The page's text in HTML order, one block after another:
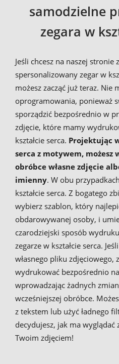
samodzielne
zegara w
Jeśli chcesz na naszej stronie
spersonalizowany zegar w
możesz zacząć już teraz. Nie
oprogramowania, ponieważ
sporządzić bezpośrednio w
zdjęcie, które mamy
kształcie serca. Projektując
serca z motywem, możesz
obróbce własne zdjęcie
imienny. W obu
kształcie serca. Z bogatego
wybierz szablon, który
obdarowywanej osoby, i
czarodziejski sposób
zegarze w kształcie serca.
własnego pliku zdjęciowego,
wydrukować bezpośrednio
wprowadzając żadnych
wcześniejszej obróbce.
z tekstem lub użyć ładnego
decydujesz, jak ma wyglądać
Twoim zdjęciem!